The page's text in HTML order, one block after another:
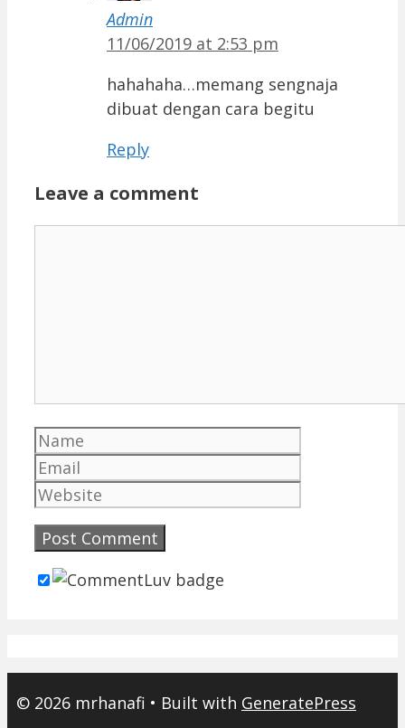
Admin
11/06/2019 at 2:53 pm
hahahaha…memang sengnaja
dibuat dengan cara begitu
Reply
Leave a comment
Name
© 2026 mrhanafi • Built with GeneratePress